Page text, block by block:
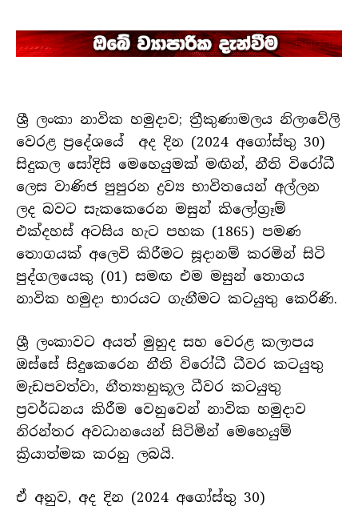
ශ්‍රී ලංකා නාවික හමුදාව; ත්‍රීකුණාමලය නිලාවේලි
වෙරළ ප්‍රදේශයේ අද දින (2024 අගෝස්තු 30)
සිදුකල සෝදිසි මෙහෙයුමක් මඟින්, නීති විරෝධී
ලෙස වාණිජ පුපුරන ද්‍රව්‍ය භාවිතයෙන් අල්ලන
ලද බවට සැකකෙරෙන මසුන් කිලෝග්‍රෑම්
එක්දහස් අටසිය හැට පහක (1865) පමණ
තොගයක් අලෙවි කිරීමට සූදානම් කරමින් සිටි
පුද්ගලයෙකු (01) සමඟ එම මසුන් තොගය
නාවික හමුදා භාරයට ගැනීමට කටයුතු කෙරිණි.
ශ්‍රී ලංකාවට අයත් මුහුද සහ වෙරළ කලාපය
ඔස්සේ සිදුකෙරෙන නීති විරෝධී ධීවර කටයුතු
මැඩපවත්වා, නීත්‍යානුකූල ධීවර කටයුතු
ප්‍රවර්ධනය කිරීම වෙනුවෙන් නාවික හමුදාව
නිරන්තර අවධානයෙන් සිටිමින් මෙහෙයුම්
ක්‍රියාත්මක කරනු ලබයි.
ඒ අනුව, අද දින (2024 අගෝස්තු 30)